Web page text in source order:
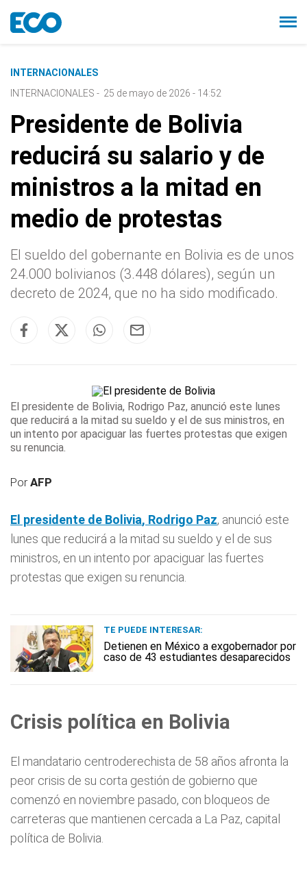
INTERNACIONALES
INTERNACIONALES - 25 de mayo de 2026 - 14:52
Presidente de Bolivia
reducirá su salario y de
ministros a la mitad en
medio de protestas
El sueldo del gobernante en Bolivia es de unos
24.000 bolivianos (3.448 dólares), según un
decreto de 2024, que no ha sido modificado.
El presidente de Bolivia, Rodrigo Paz, anunció este lunes
que reducirá a la mitad su sueldo y el de sus ministros, en
un intento por apaciguar las fuertes protestas que exigen
su renuncia.
PorAFP
El presidente de Bolivia, Rodrigo Paz, anunció este
lunes que reducirá a la mitad su sueldo y el de sus
ministros, en un intento por apaciguar las fuertes
protestas que exigen su renuncia.
TE PUEDE INTERESAR:
Detienen en México a exgobernador por
caso de 43 estudiantes desaparecidos
Crisis política en Bolivia
El mandatario centroderechista de 58 años afronta la
peor crisis de su corta gestión de gobierno que
comenzó en noviembre pasado, con bloqueos de
carreteras que mantienen cercada a La Paz, capital
política de Bolivia.